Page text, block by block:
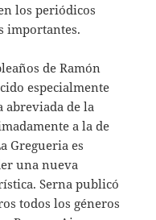
los periódicos
importantes.
de Ramón
especialmente
abreviada de la
a la de
Gregueria es
una nueva
Serna publicó
todos los géneros